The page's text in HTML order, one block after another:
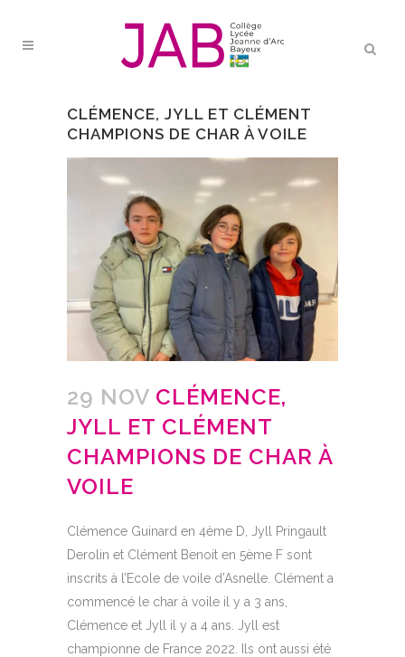
CLÉMENCE, JYLL ET CLÉMENT
CHAMPIONS DE CHAR À VOILE
29 NOV CLÉMENCE,
JYLL ET CLÉMENT
CHAMPIONS DE CHAR À
VOILE
Clémence Guinard en 4ème D, Jyll Pringault
Derolin et Clément Benoit en 5ème F sont
inscrits à l’Ecole de voile d’Asnelle. Clément a
commencé le char à voile il y a 3 ans,
Clémence et Jyll il y a 4 ans.
Jyll est
championne de France 2022.
Ils ont aussi été